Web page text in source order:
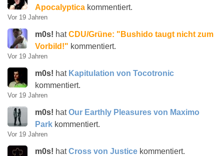
Apocalyptica kommentiert.
Vor 19 Jahren
m0s! hatCDU/Grüne: "Bushido taugt nicht zum
Vorbild!" kommentiert.
Vor 19 Jahren
m0s! hat Kapitulation von Tocotronic
kommentiert.
Vor 19 Jahren
m0s! hatOur Earthly Pleasures von Maximo
Park kommentiert.
Vor 19 Jahren
m0s! hatCross von Justice kommentiert.